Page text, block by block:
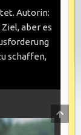
Autorin:
aber es
schaffen,
TO